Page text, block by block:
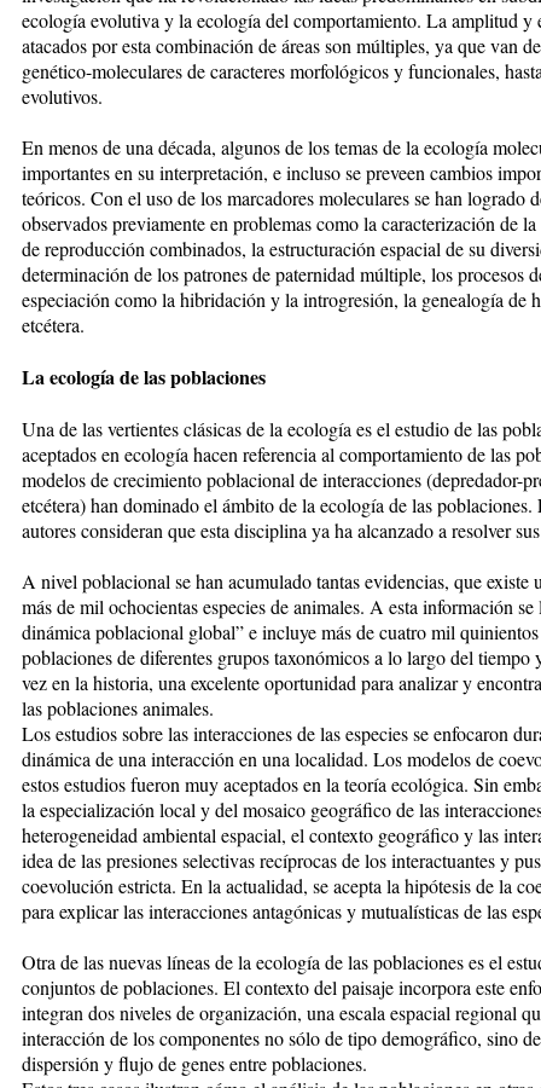
ecología evolutiva y la ecología del comportamiento. La amplitud y
atacados por esta combinación de áreas son múltiples, ya que van
genético-moleculares de caracteres morfológicos y funcionales,
evolutivos.
En menos de una década, algunos de los temas de la ecología
importantes en su interpretación, e incluso se preveen cambios
teóricos. Con el uso de los marcadores moleculares se han logrado
observados previamente en problemas como la caracterización de
de reproducción combinados, la estructuración espacial de su
determinación de los patrones de paternidad múltiple, los procesos
especiación como la hibridación y la introgresión, la genealogía de
etcétera.
La ecología de las poblaciones
Una de las vertientes clásicas de la ecología es el estudio de las
aceptados en ecología hacen referencia al comportamiento de las
modelos de crecimiento poblacional de interacciones (depredador-
etcétera) han dominado el ámbito de la ecología de las
autores consideran que esta disciplina ya ha alcanzado a resolver
A nivel poblacional se han acumulado tantas evidencias, que existe
más de mil ochocientas especies de animales. A esta información
dinámica poblacional global” e incluye más de cuatro mil
poblaciones de diferentes grupos taxonómicos a lo largo del
vez en la historia, una excelente oportunidad para analizar y
las poblaciones animales.
Los estudios sobre las interacciones de las especies se enfocaron
dinámica de una interacción en una localidad. Los modelos de
estos estudios fueron muy aceptados en la teoría ecológica. Sin
la especialización local y del mosaico geográfico de las
heterogeneidad ambiental espacial, el contexto geográfico y las
idea de las presiones selectivas recíprocas de los interactuantes y
coevolución estricta. En la actualidad, se acepta la hipótesis de la
para explicar las interacciones antagónicas y mutualísticas de las
Otra de las nuevas líneas de la ecología de las poblaciones es el
conjuntos de poblaciones. El contexto del paisaje incorpora este
integran dos niveles de organización, una escala espacial regional
interacción de los componentes no sólo de tipo demográfico, sino
dispersión y flujo de genes entre poblaciones.